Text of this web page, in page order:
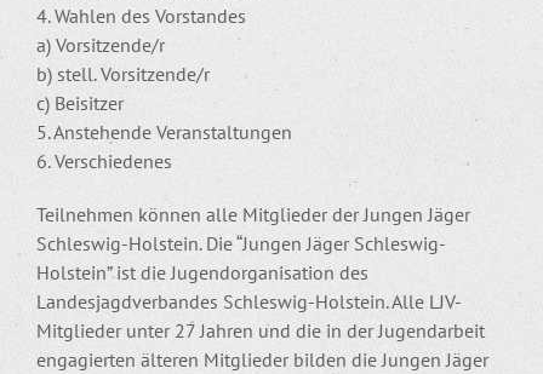
4. Wahlen des Vorstandes
a) Vorsitzende/r
b) stell. Vorsitzende/r
c) Beisitzer
5. Anstehende Veranstaltungen
6. Verschiedenes
Teilnehmen können alle Mitglieder der Jungen Jäger
Schleswig-Holstein. Die “Jungen Jäger Schleswig-
Holstein” ist die Jugendorganisation des
Landesjagdverbandes Schleswig-Holstein. Alle LJV-
Mitglieder unter 27 Jahren und die in der Jugendarbeit
engagierten älteren Mitglieder bilden die Jungen Jäger